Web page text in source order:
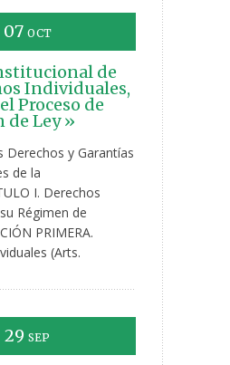
07 OCT
de
Individuales,
Proceso de
de Ley »
Derechos y Garantías
de la
I. Derechos
Régimen de
PRIMERA.
(Arts.
29 SEP